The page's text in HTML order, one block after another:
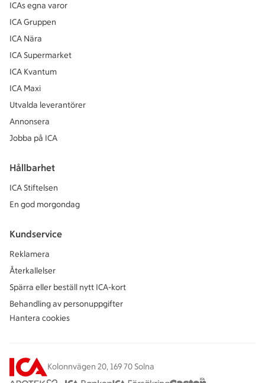
ICAs egna varor
ICA Gruppen
ICA Nära
ICA Supermarket
ICA Kvantum
ICA Maxi
Utvalda leverantörer
Annonsera
Jobba på ICA
Hållbarhet
ICA Stiftelsen
En god morgondag
Kundservice
Reklamera
Återkallelser
Spärra eller beställ nytt ICA-kort
Behandling av personuppgifter
Hantera cookies
Kolonnvägen 20, 169 70 Solna